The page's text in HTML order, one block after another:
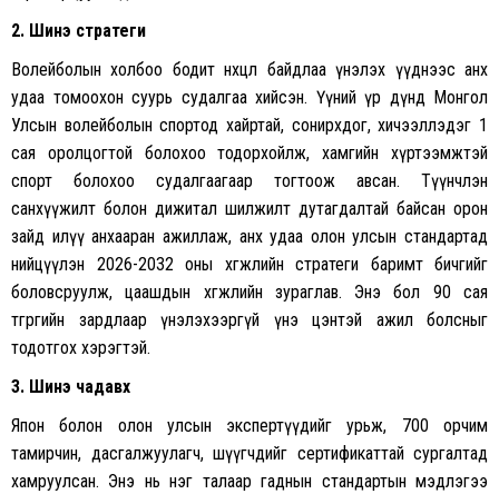
2. Шинэ стратеги
Волейболын холбоо бодит нөхцөл байдлаа үнэлэх үүднээс анх
удаа томоохон суурь судалгаа хийсэн. Үүний үр дүнд Монгол
Улсын волейболын спортод хайртай, сонирхдог, хичээллэдэг 1
сая оролцогтой болохоо тодорхойлж, хамгийн хүртээмжтэй
спорт болохоо судалгаагаар тогтоож авсан. Түүнчлэн
санхүүжилт болон дижитал шилжилт дутагдалтай байсан орон
зайд илүү анхааран ажиллаж, анх удаа олон улсын стандартад
нийцүүлэн 2026-2032 оны хөгжлийн стратеги баримт бичгийг
боловсруулж, цаашдын хөгжлийн зураглав. Энэ бол 90 сая
төгрөгийн зардлаар үнэлэхээргүй үнэ цэнтэй ажил болсныг
тодотгох хэрэгтэй.
3. Шинэ чадавх
Япон болон олон улсын экспертүүдийг урьж, 700 орчим
тамирчин, дасгалжуулагч, шүүгчдийг сертификаттай сургалтад
хамруулсан. Энэ нь нэг талаар гаднын стандартын мэдлэгээ